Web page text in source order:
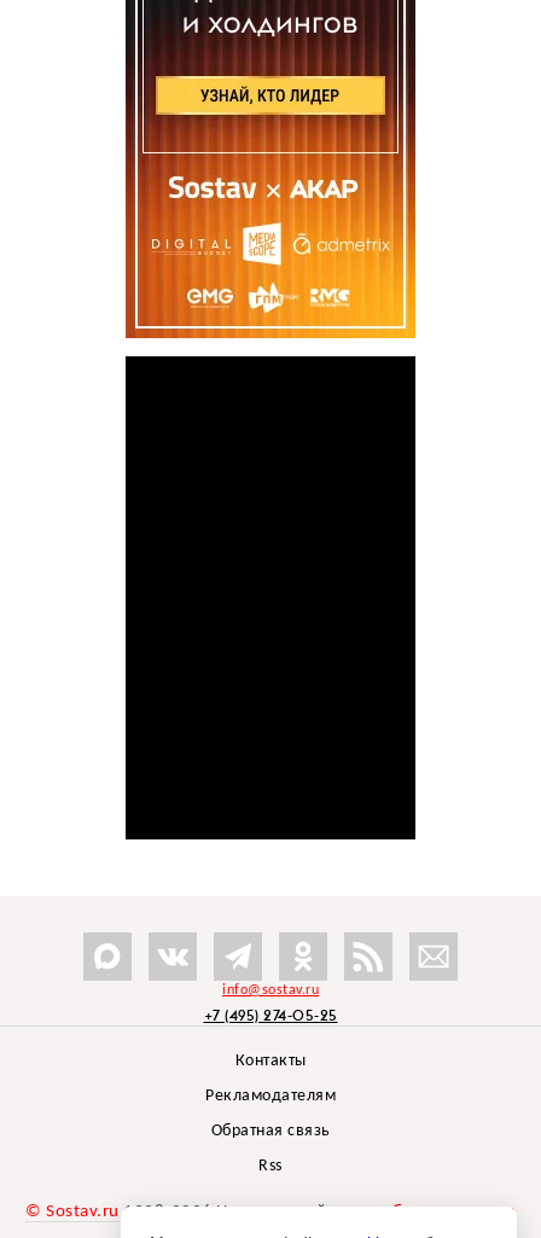
info@sostav.ru
+7 (495) 274-05-25
Контакты
Рекламодателям
Обратная связь
Rss
© Sostav.ru 1998-2026 Независимый проектбрендингового